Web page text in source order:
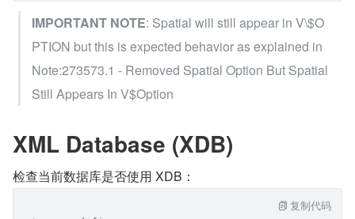
IMPORTANT NOTE: Spatial will still appear in V\$O
PTION but this is expected behavior as explained in
Note:273573.1 - Removed Spatial Option But Spatial
Still Appears In V$Option
XML Database (XDB)
检查当前数据库是否使用 XDB：
复制代码